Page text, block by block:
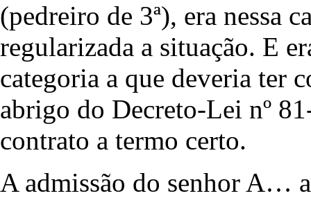
(pedreiro de 3ª), era nessa
regularizada a situação. E
categoria a que deveria ter
abrigo do Decreto-Lei nº
contrato a termo certo.
A admissão do senhor A…